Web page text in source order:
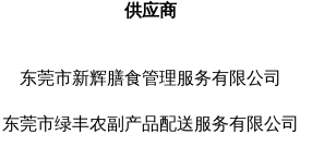
供应商
东莞市新辉膳食管理服务有限公司
东莞市绿丰农副产品配送服务有限公司